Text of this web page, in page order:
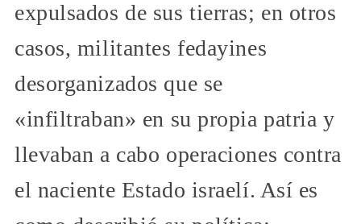
expulsados de sus tierras; en otros
casos, militantes fedayines
desorganizados que se
«infiltraban» en su propia patria y
llevaban a cabo operaciones contra
el naciente Estado israelí. Así es